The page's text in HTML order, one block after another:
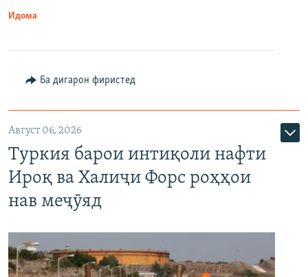
Идома
Ба дигарон фиристед
Август 06, 2026
Туркия барои интиқоли нафти
Ироқ ва Халиҷи Форс роҳҳои
нав меҷӯяд